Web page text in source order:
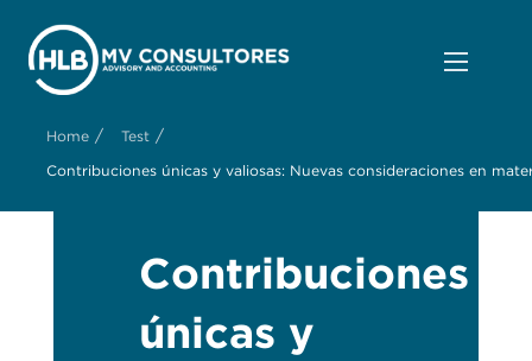
Home / Test /
Contribuciones únicas y valiosas: Nuevas consideraciones en
Contribuciones
únicas y